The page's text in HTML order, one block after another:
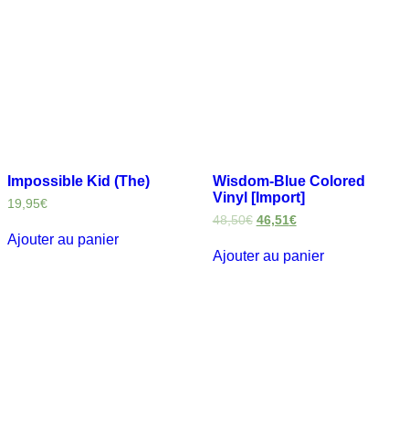
Impossible Kid (The)
19,95€
Ajouter au panier
Wisdom-Blue Colored
Vinyl [Import]
48,50€ 46,51€
Ajouter au panier